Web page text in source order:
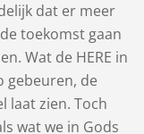
dat er meer
toekomst gaan
Wat de HERE in
gebeuren, de
laat zien. Toch
wat we in Gods